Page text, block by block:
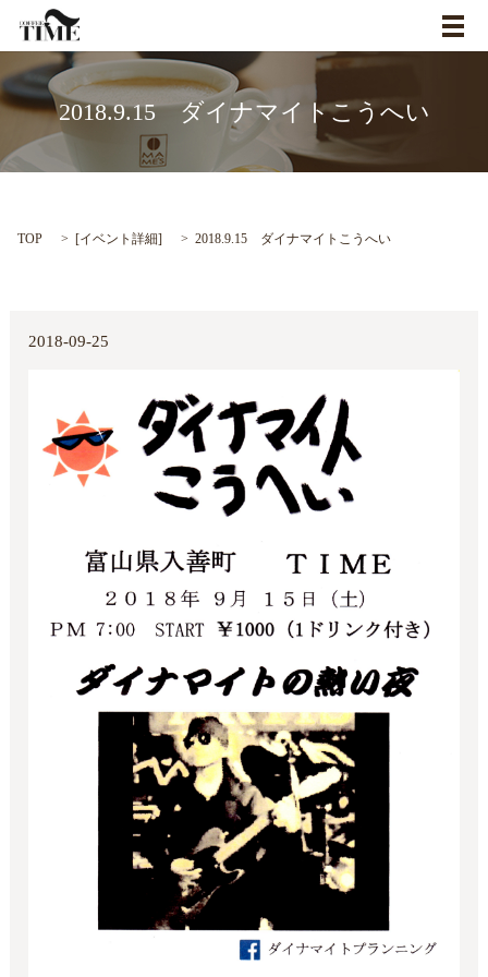
メ
2018.9.15 ダイナマイトこうへい
TOP [イベント詳細] 2018.9.15 ダイナマイトこうへい
2018-09-25